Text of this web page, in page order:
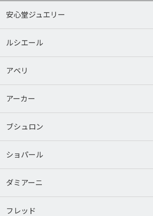
安心堂ジュエリー
ルシエール
アベリ
アーカー
ブシュロン
ショパール
ダミアーニ
フレッド